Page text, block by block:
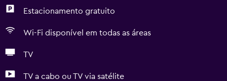
Estacionamento gratuito
Wi-Fi disponível em todas as áreas
TV
TV a cabo ou TV via satélite